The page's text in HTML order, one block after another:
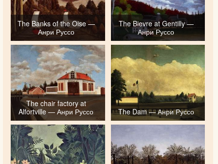
The Banks of the Oise —
Анри Руссо
The Bievre at Gentilly —
Анри Руссо
The chair factory at
Alfortville — Анри Руссо
The Dam — Анри Руссо